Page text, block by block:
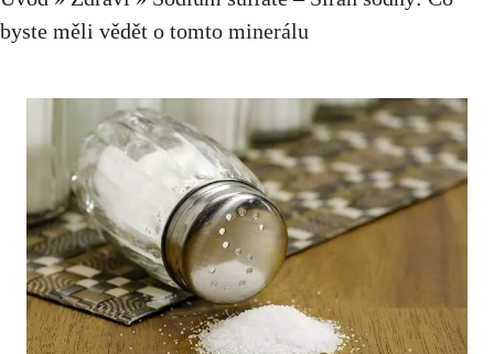
byste měli vědět o tomto minerálu